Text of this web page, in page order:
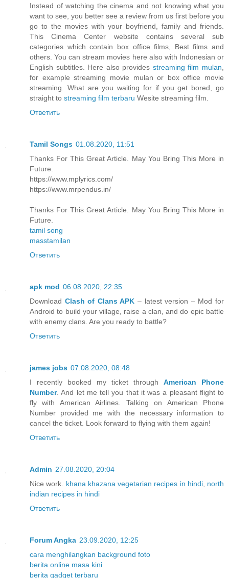
Instead of watching the cinema and not knowing what you
want to see, you better see a review from us first before you
go to the movies with your boyfriend, family and friends.
This Cinema Center website contains several sub
categories which contain box office films, Best films and
others. You can stream movies here also with Indonesian or
English subtitles. Here also provides streaming film mulan
for example streaming movie mulan or box office movie
streaming. What are you waiting for if you get bored, go
straight to streaming film terbaru Wesite streaming film.
Ответить
Tamil Songs 01.08.2020, 11:51
Thanks For This Great Article. May You Bring This More in
Future.
https://www.mplyrics.com/
https://www.mrpendus.in/
Thanks For This Great Article. May You Bring This More in
Future.
tamil song
masstamilan
Ответить
apk mod 06.08.2020, 22:35
Download Clash of Clans APK – latest version – Mod for
Android to build your village, raise a clan, and do epic battle
with enemy clans. Are you ready to battle?
Ответить
james jobs 07.08.2020, 08:48
I recently booked my ticket through American Phone
Number. And let me tell you that it was a pleasant flight to
fly with American Airlines. Talking on American Phone
Number provided me with the necessary information to
cancel the ticket. Look forward to flying with them again!
Ответить
Admin 27.08.2020, 20:04
Nice work. khana khazana vegetarian recipes in hindi, north
indian recipes in hindi
Ответить
Forum Angka 23.09.2020, 12:25
cara menghilangkan background foto
berita online masa kini
berita gadget terbaru